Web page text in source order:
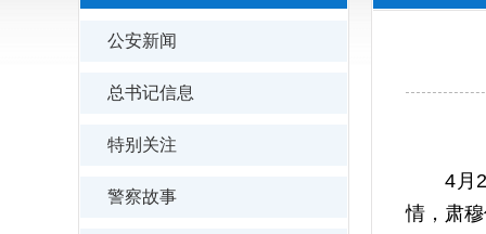
公安新闻
总书记信息
特别关注
警察故事
4月22
情，肃